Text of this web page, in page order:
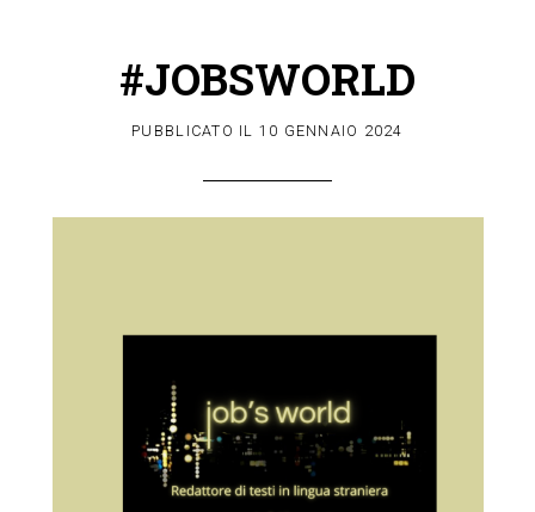
#JOBSWORLD
PUBBLICATO IL 10 GENNAIO 2024